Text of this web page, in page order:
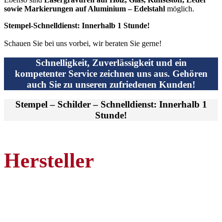
sowie Markierungen auf Aluminium – Edelstahl möglich.
Stempel-Schnelldienst: Innerhalb 1 Stunde!
Schauen Sie bei uns vorbei, wir beraten Sie gerne!
Schnelligkeit, Zuverlässigkeit und ein
kompetenter Service zeichnen uns aus. Gehören
auch Sie zu unseren zufriedenen Kunden!
Stempel – Schilder – Schnelldienst: Innerhalb 1
Stunde!
Hersteller